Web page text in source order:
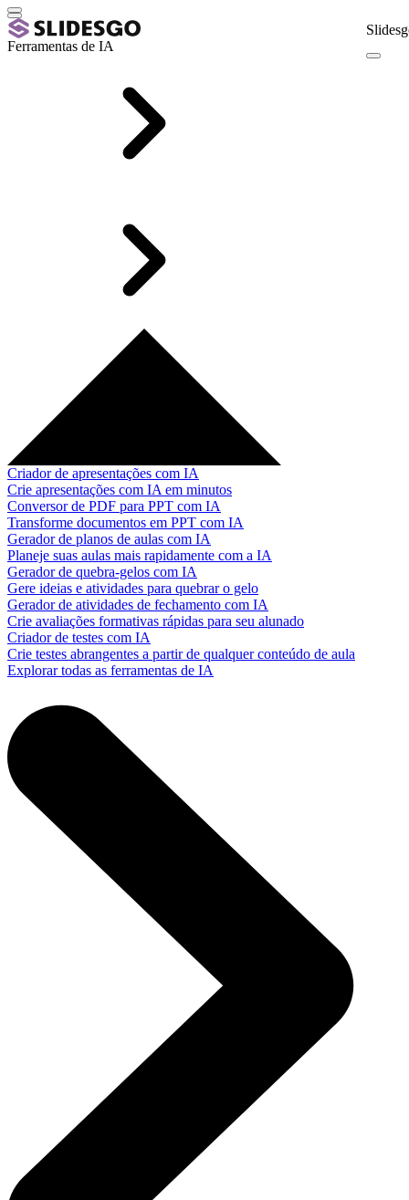
Ferramentas de IA
Criador de apresentações com IA
Crie apresentações com IA em minutos
Conversor de PDF para PPT com IA
Transforme documentos em PPT com IA
Gerador de planos de aulas com IA
Planeje suas aulas mais rapidamente com a IA
Gerador de quebra-gelos com IA
Gere ideias e atividades para quebrar o gelo
Gerador de atividades de fechamento com IA
Crie avaliações formativas rápidas para seu alunado
Criador de testes com IA
Crie testes abrangentes a partir de qualquer conteúdo de aula
Explorar todas as ferramentas de IA